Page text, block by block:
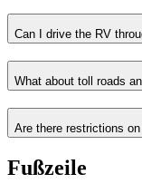
Can I drive the RV
What about toll roads
Are there restrictions
Fußzeile